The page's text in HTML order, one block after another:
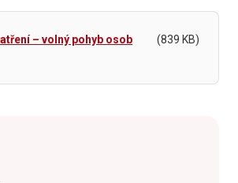
– volný pohyb osob
(839 KB)